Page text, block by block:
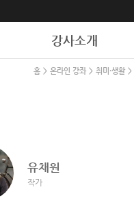
강사소개
홈 > 온라인 강좌 > 취미·생활 >
유채원
작가